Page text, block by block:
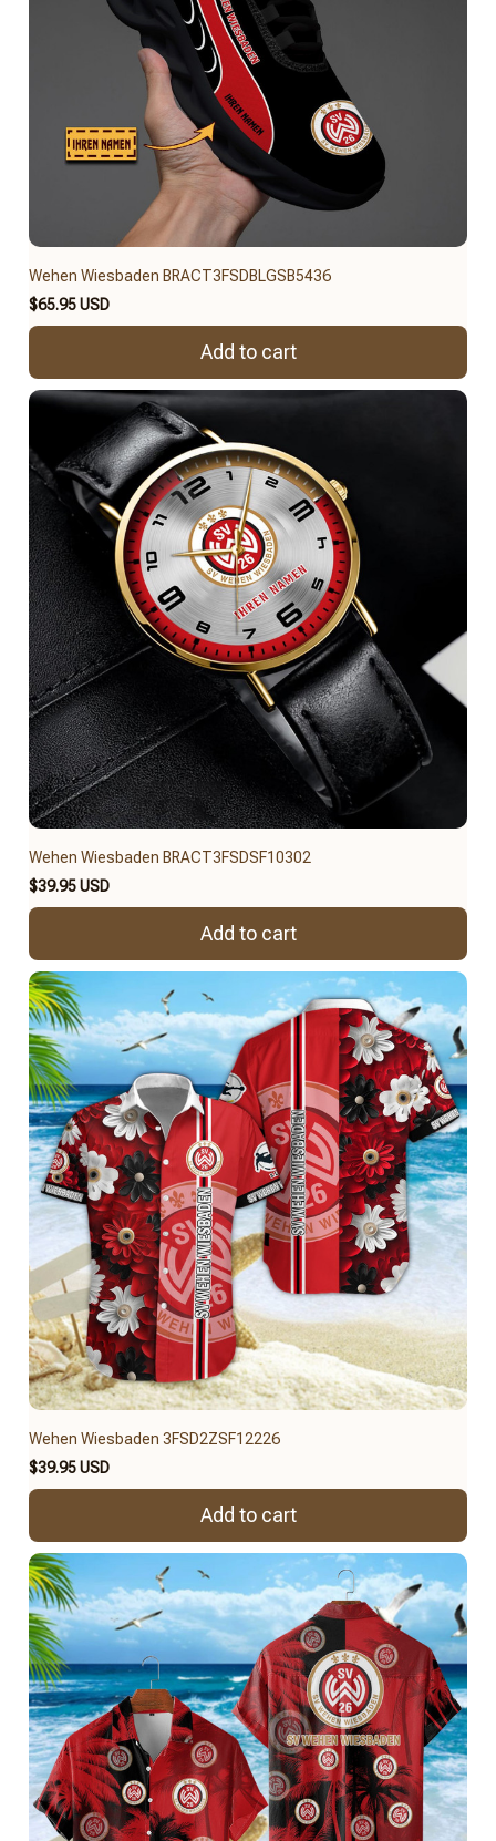
Wehen Wiesbaden BRACT3FSDBLGSB5436
$65.95 USD
Add to cart
Wehen Wiesbaden BRACT3FSDSF10302
$39.95 USD
Add to cart
Wehen Wiesbaden 3FSD2ZSF12226
$39.95 USD
Add to cart